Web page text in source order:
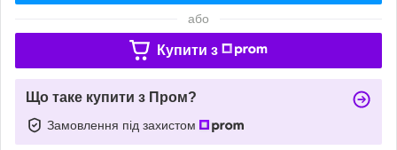
або
Купити з
Що таке купити з Пром?
Замовлення під захистом